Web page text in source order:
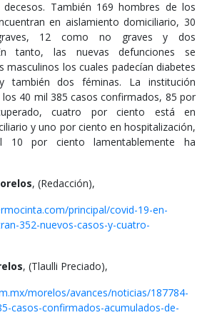
También 169 hombres de los
en aislamiento domiciliario, 30
graves, 12 como no graves y dos
tanto, las nuevas defunciones se
masculinos los cuales padecían diabetes
también dos féminas. La institución
40 mil 385 casos confirmados, 85 por
cuatro por ciento está en
y uno por ciento en hospitalización,
10 por ciento lamentablemente ha
, (Redacción),
principal/covid-19-en-
352-nuevos-casos-y-cuatro-
, (Tlaulli Preciado),
morelos/avances/noticias/187784-
casos-confirmados-acumulados-de-